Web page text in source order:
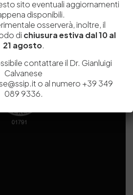
34 – 80078 Pozzuoli (NA) – Tel. +39
sito eventuali aggiornamenti
disponibili.
osserverà, inoltre, il
di chiusura estiva dal 10 al
21 agosto.
contattare il Dr. Gianluigi
Calvanese
o al numero +39 349
089 9336.